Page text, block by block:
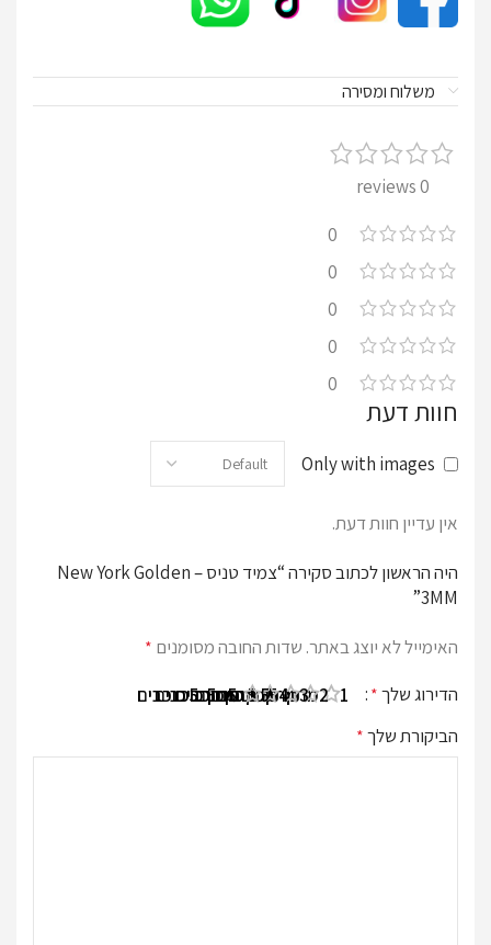
משלוח ומסירה
0 reviews
0
0
0
0
0
חוות דעת
Only with images
אין עדיין חוות דעת.
היה הראשון לכתוב סקירה “צמיד טניס New York Golden –
3MM”
האימייל לא יוצג באתר. שדות החובה מסומנים *
הדירוג שלך* 1 מתוך 5 כוכבים 2 מתוך 5 כוכבים 3 מתוך 5 כוכבים 4 מתוך 5 כוכבים 5 מתוך 5 כוכבים
הביקורת שלך*